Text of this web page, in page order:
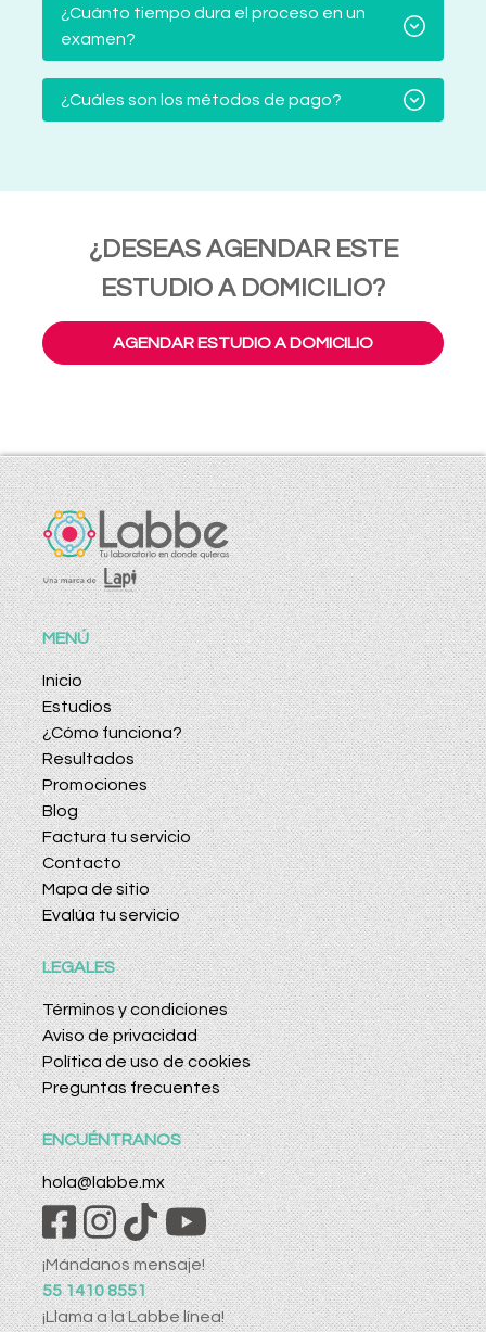
¿Cuánto tiempo dura el proceso en un
examen?
¿Cuáles son los métodos de pago?
¿DESEAS AGENDAR ESTE
ESTUDIO A DOMICILIO?
AGENDAR ESTUDIO A DOMICILIO
MENÚ
Inicio
Estudios
¿Cómo funciona?
Resultados
Promociones
Blog
Factura tu servicio
Contacto
Mapa de sitio
Evalúa tu servicio
LEGALES
Términos y condiciones
Aviso de privacidad
Política de uso de cookies
Preguntas frecuentes
ENCUÉNTRANOS
hola@labbe.mx
¡Mándanos mensaje!
55 1410 8551
¡Llama a la Labbe línea!